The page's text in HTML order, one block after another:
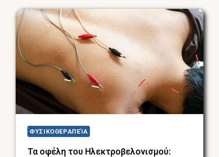
ΦΥΣΙΚΟΘΕΡΑΠΕΊΑ
Τα οφέλη του Ηλεκτροβελονισμού: